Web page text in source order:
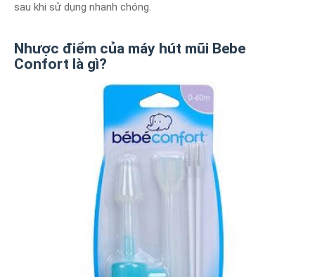
sau khi sử dụng nhanh chóng.
Nhược điểm của máy hút mũi Bebe
Confort là gì?